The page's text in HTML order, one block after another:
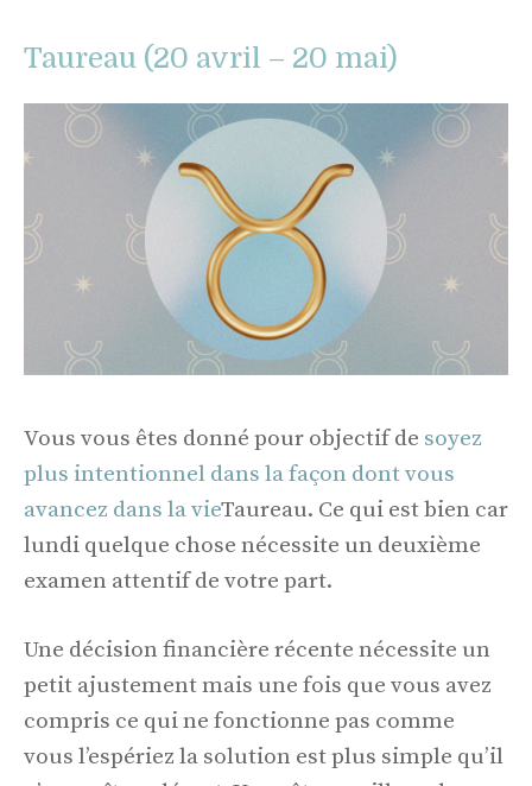
Taureau (20 avril – 20 mai)
Vous vous êtes donné pour objectif de soyez
plus intentionnel dans la façon dont vous
avancez dans la vieTaureau. Ce qui est bien car
lundi quelque chose nécessite un deuxième
examen attentif de votre part.
Une décision financière récente nécessite un
petit ajustement mais une fois que vous avez
compris ce qui ne fonctionne pas comme
vous l’espériez la solution est plus simple qu’il